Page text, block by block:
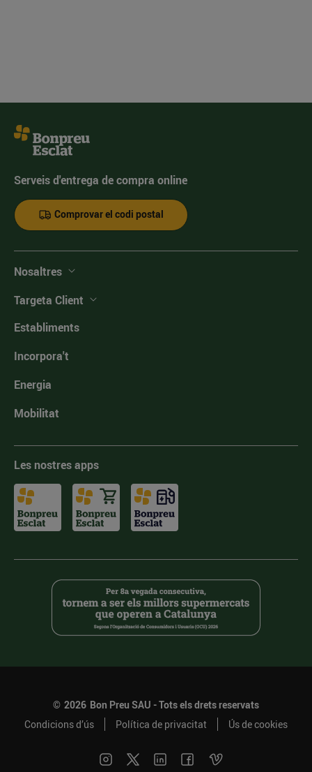
Serveis d'entrega de compra online
Comprovar el codi postal
Nosaltres
Targeta Client
Establiments
Incorpora't
Energia
Mobilitat
Les nostres apps
© 2026 Bon Preu SAU - Tots els drets reservats
Condicions d’ús
Política de privacitat Ús de cookies